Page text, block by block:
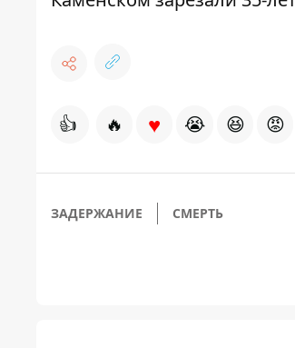
👍 🔥 ♥ 😭 😆 😡
ЗАДЕРЖАНИЕ СМЕРТЬ